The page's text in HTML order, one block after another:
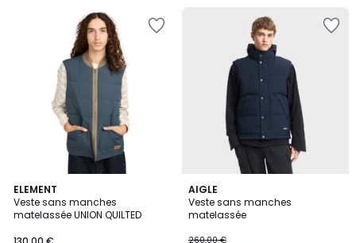
ELEMENT
Veste sans manches
matelassée UNION QUILTED
AIGLE
Veste sans manches
matelassée
260,00 €
2
Couleurs